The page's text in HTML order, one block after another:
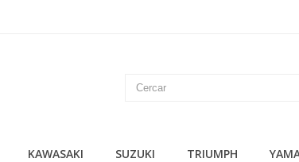
KAWASAKI SUZUKI TRIUMPH